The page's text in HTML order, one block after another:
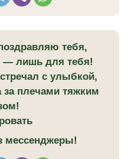
тебя,
— лишь для тебя!
с улыбкой,
плечами тяжким
мессенджеры!